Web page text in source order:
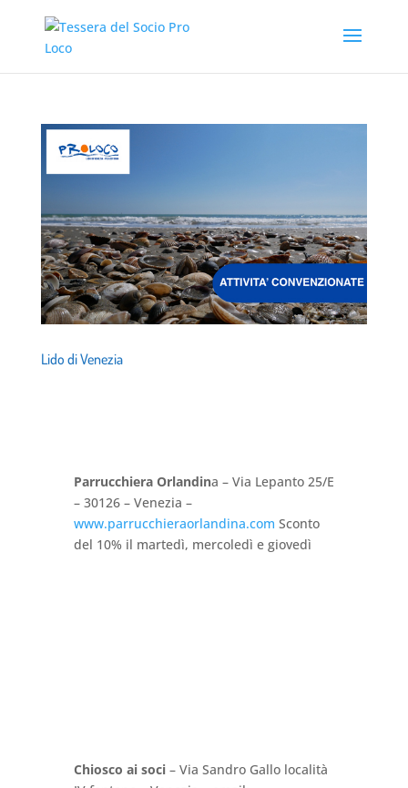
Lido di Venezia
Parrucchiera Orlandina – Via Lepanto 25/E
– 30126 – Venezia –
www.parrucchieraorlandina.com Sconto
del 10% il martedì, mercoledì e giovedì
Chiosco ai soci– Via Sandro Gallo località